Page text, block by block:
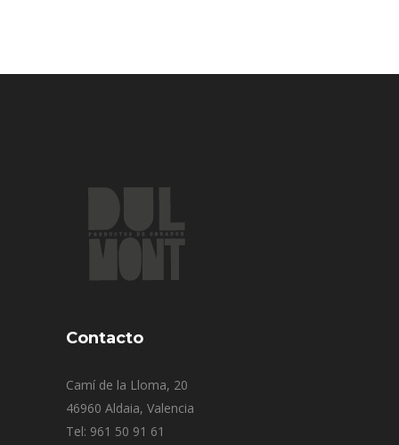
Contacto
Camí de la Lloma, 20
46960 Aldaia, Valencia
Tel: 961 50 91 61